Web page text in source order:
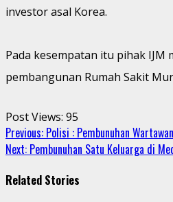
investor asal Korea.
Pada kesempatan itu pihak
pembangunan Rumah Sakit
Post Views: 95
Continue
Reading
Previous: Polisi : Pembunuhan
Next: Pembunuhan Satu Keluarga di
Related Stories